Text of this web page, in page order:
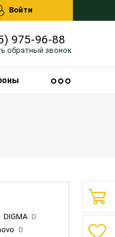
Войти
975-96-88
обратный звонок
DIGMA 0
0